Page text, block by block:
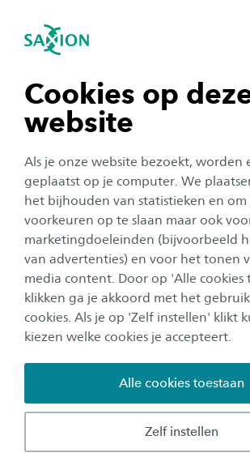
Cookies op
website
Als je onze website bezoekt, worden
geplaatst op je computer. We
het bijhouden van statistieken en
voorkeuren op te slaan maar ook
marketingdoeleinden (bijvoorbeeld
van advertenties) en voor het tonen
media content. Door op 'Alle cookies
klikken ga je akkoord met het
cookies. Als je op 'Zelf instellen' klikt
kiezen welke cookies je accepteert.
Zelf instellen
Alle cookies toestaan
Navigatie openen
tonen
tonen
tonen
tonen
sluiten
Onderzoek
Het werk van de
volgens lector Paul
Auteur:
Jos Eertink
Publicatiedatum:
14 november 2024 Leestijd:
Hoe zorg je dat je werk uitdagend
Bijvoorbeeld door tegelijkertijd
TNO te zijn en lector Human